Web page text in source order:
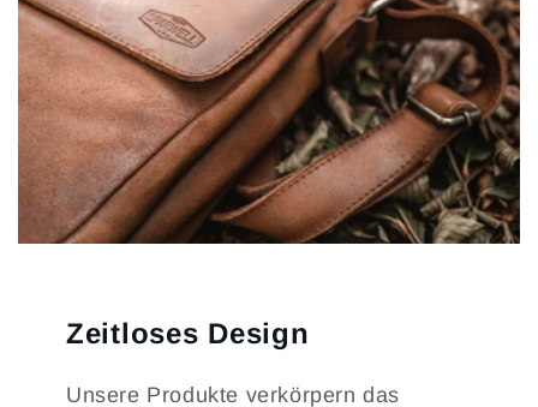
Zeitloses Design
Unsere Produkte verkörpern das